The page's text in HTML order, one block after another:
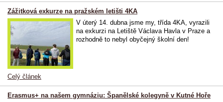
Zážitková exkurze na pražském letišti 4KA
V úterý 14. dubna jsme my, třída 4KA, vyrazili
na exkurzi na Letiště Václava Havla v Praze a
rozhodně to nebyl obyčejný školní den!
Celý článek
Erasmus+ na našem gymnáziu: Španělské kolegyně v Kutné Hoře